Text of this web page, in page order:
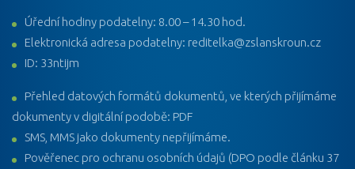
Úřední hodiny podatelny: 8.00 – 14.30 hod.
Elektronická adresa podatelny: reditelka@zslanskroun.cz
ID: 33ntijm
Přehled datových formátů dokumentů, ve kterých přijímáme
dokumenty v digitální podobě: PDF
SMS, MMS jako dokumenty nepřijímáme.
Pověřenec pro ochranu osobních údajů (DPO podle článku 37